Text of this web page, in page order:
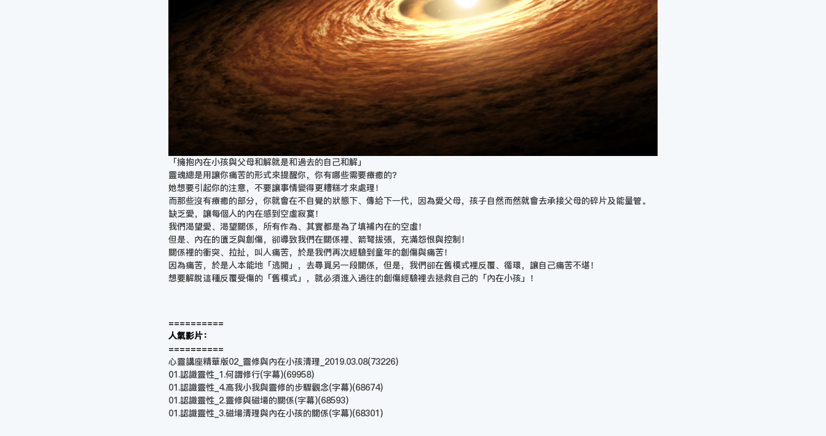
「擁抱內在小孩與父母和解就是和過去的自己和解」
靈魂總是用讓你痛苦的形式來提醒你，你有哪些需要療癒的？
她想要引起你的注意，不要讓事情變得更糟糕才來處理！
而那些沒有療癒的部分，你就會在不自覺的狀態下、傳給下一代，因為愛父母，孩子自然而然就會去承接父母的碎片及能量管。
缺乏愛，讓每個人的內在感到空虛寂寞！
我們渴望愛、渴望關係，所有作為、其實都是為了填補內在的空虛！
但是、內在的匱乏與創傷，卻導致我們在關係裡、箭弩拔張，充滿怨恨與控制！
關係裡的衝突、拉扯，叫人痛苦，於是我們再次經驗到童年的創傷與痛苦！
因為痛苦，於是人本能地「逃開」，去尋覓另一段關係，但是，我們卻在舊模式裡反覆、循環，讓自己痛苦不堪！
想要解脫這種反覆受傷的「舊模式」，就必須進入過往的創傷經驗裡去拯救自己的「內在小孩」！
==========
人氣影片：
==========
心靈講座精華版02_靈修與內在小孩清理_2019.03.08(73226)
01.認識靈性_1.何謂修行(字幕)(69958)
01.認識靈性_4.高我小我與靈修的步驟觀念(字幕)(68674)
01.認識靈性_2.靈修與磁場的關係(字幕)(68593)
01.認識靈性_3.磁場清理與內在小孩的關係(字幕)(68301)